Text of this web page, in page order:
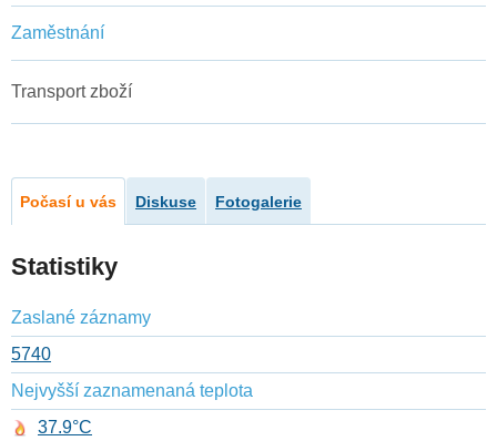
Zaměstnání
Transport zboží
Počasí u vás Diskuse Fotogalerie
Statistiky
Zaslané záznamy
5740
Nejvyšší zaznamenaná teplota
37.9°C